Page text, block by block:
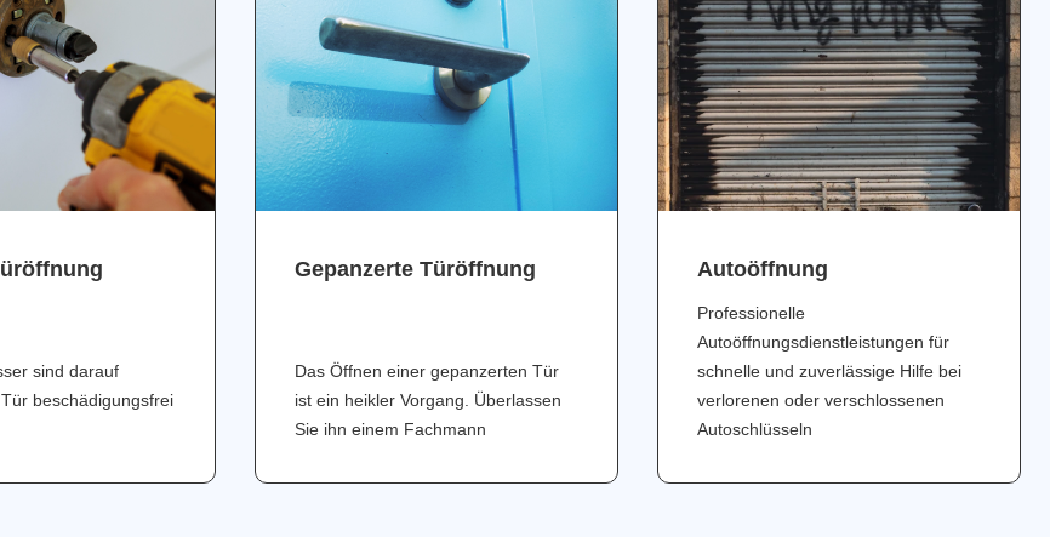
sind darauf
beschädigungsfrei
Gepanzerte Türöffnung
Das Öffnen einer gepanzerten Tür
ist ein heikler Vorgang. Überlassen
Sie ihn einem Fachmann
Аutoöffnung
Professionelle
Autoöffnungsdienstleistungen für
schnelle und zuverlässige Hilfe bei
verlorenen oder verschlossenen
Autoschlüsseln